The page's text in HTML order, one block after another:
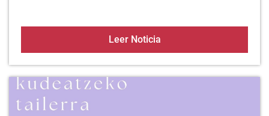
Leer NoticiaUNETE A LA